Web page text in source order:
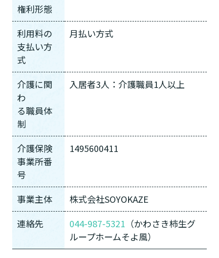
権利形態
利用料の
支払い方
式
月払い方式
介護に関
わ
る職員体
制
入居者3人：介護職員1人以上
介護保険
事業所番
号
1495600411
事業主体
株式会社SOYOKAZE
連絡先
044-987-5321 （かわさき柿生グ
ループホームそよ風）
い!」という方は、まずはどんなサービスがあ
しょう!
最大4つの質問に答えていただくだけ
で、おすすめの介護保険サービスを紹介しま
す。
要介護認定を受け、要支援１～２、
けていますか？
はい
いいえ or
ご自宅で生活しながら介護サービス
老人ホームなどの施設に移り住みた
いですか？
自宅で生活しながら
使いたい
介護などサポートが必要ですか？
必要
介護スタッフにご自宅に来てもらい
介護施設へ通いたいですか？
通いたい
または物忘れなど認知症の疑いはあ
りますか？
はい
日帰りで使いたいですか？
日帰りで使いたい
か？
要介護３～５ですか？
要支援１～２
要介護１～２